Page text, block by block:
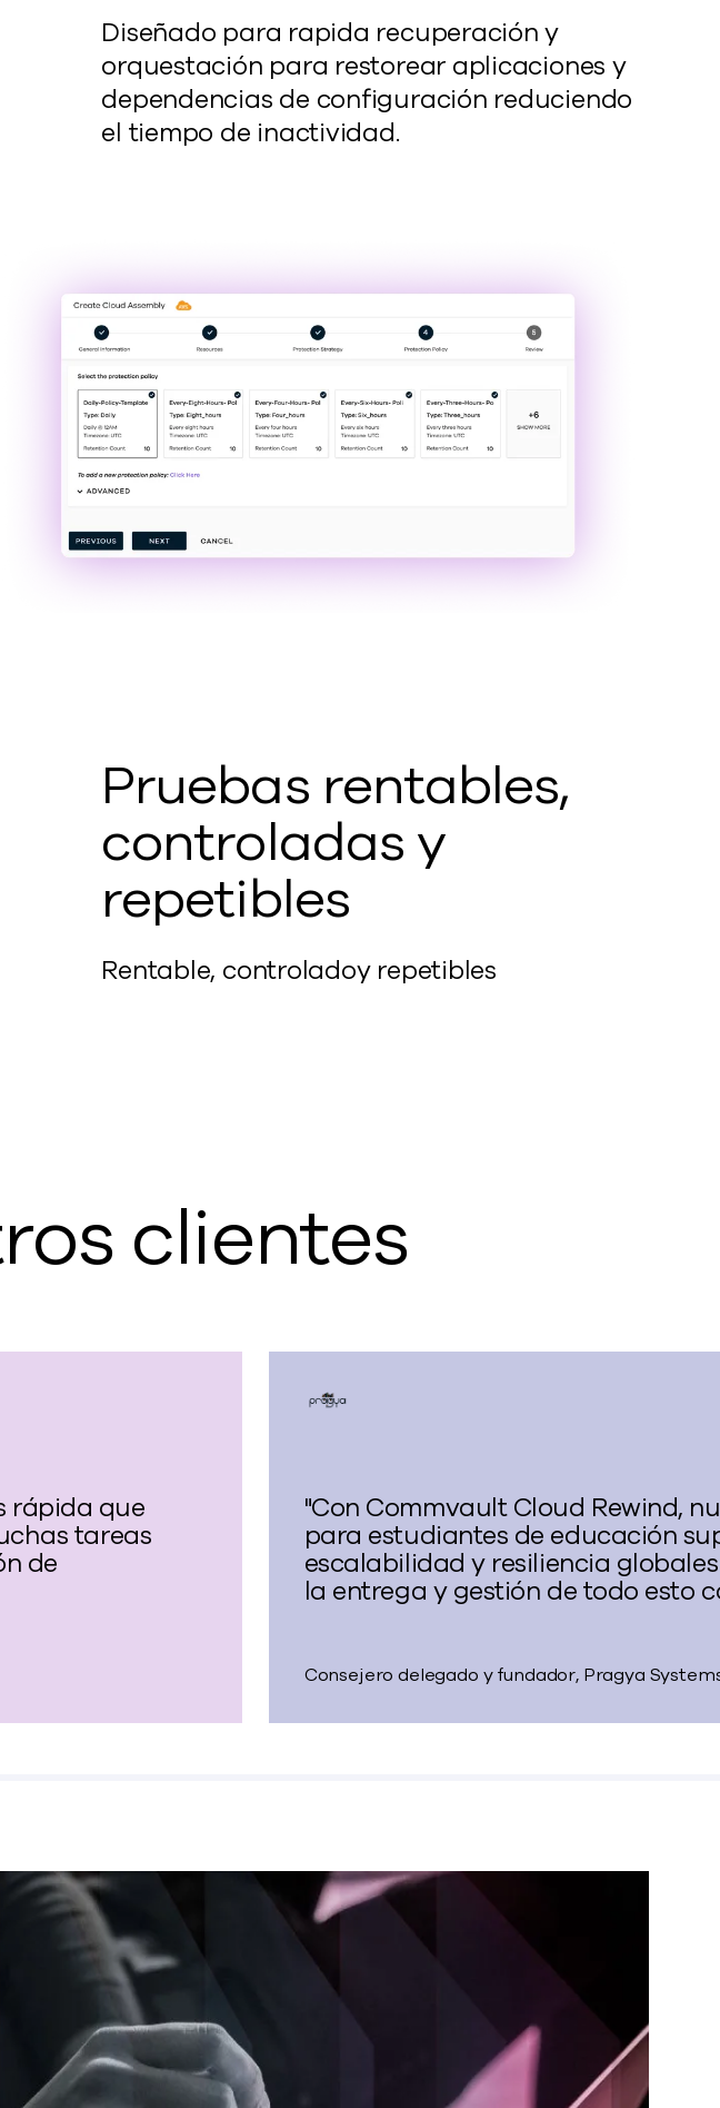
Diseñado para rapida recuperación y
orquestación para restorear aplicaciones y
dependencias de configuración reduciendo
el tiempo de inactividad.
Pruebas rentables,
controladas y
repetibles
Rentable, controladoy repetibles
clientes
rápida que
tareas
de
"Con Commvault Cloud Rewind,
para estudiantes de educación
escalabilidad y resiliencia
la entrega y gestión de todo esto
Consejero delegado y fundador, Pragya